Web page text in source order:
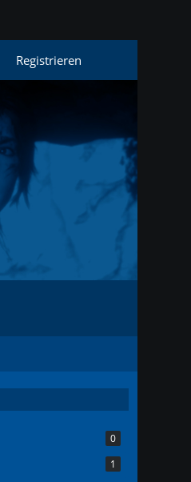
Registrieren
0
1